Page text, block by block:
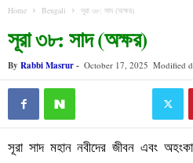
Home Bengali সূরা ৩৮: সাদ (অক্ষর)
সূরা ৩৮: সাদ (অক্ষর)
By Rabbi Masrur- October 17, 2025 Modified
সূরা সাদ মহান নবীদের জীবন এবং